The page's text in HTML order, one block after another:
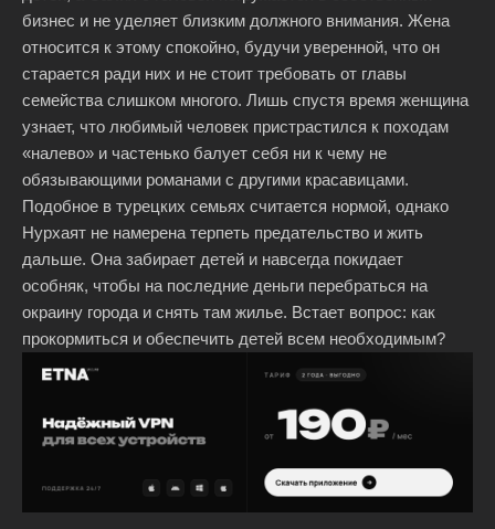
бизнес и не уделяет близким должного внимания. Жена
относится к этому спокойно, будучи уверенной, что он
старается ради них и не стоит требовать от главы
семейства слишком многого. Лишь спустя время женщина
узнает, что любимый человек пристрастился к походам
«налево» и частенько балует себя ни к чему не
обязывающими романами с другими красавицами.
Подобное в турецких семьях считается нормой, однако
Нурхаят не намерена терпеть предательство и жить
дальше. Она забирает детей и навсегда покидает
особняк, чтобы на последние деньги перебраться на
окраину города и снять там жилье. Встает вопрос: как
прокормиться и обеспечить детей всем необходимым?